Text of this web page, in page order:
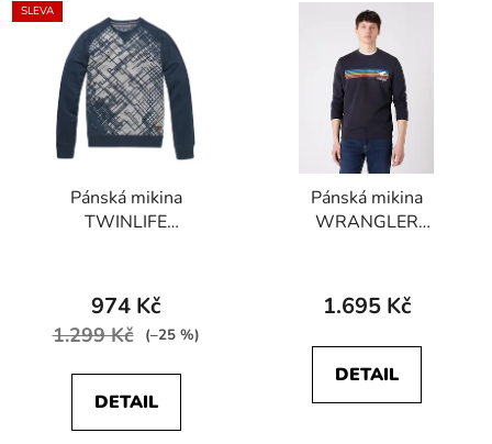
SLEVA
Pánská mikina
TWINLIFE
hodnocení
produktu
z
974 Kč
1.299 Kč (–25 %)
DETAIL
Pánská mikina
WRANGLER
Dark Navy
1.695 Kč
DETAIL